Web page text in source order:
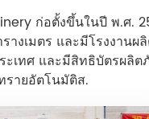
ก่อตั้งขึ้นในปี พ.ศ.
รางเมตร และมีโรงงาน
ะเทศ และมีสิทธิบัตรผลิ
รายอัตโนมัติส.